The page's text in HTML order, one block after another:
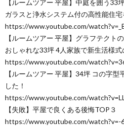
【ルームツアー 平屋】中庭を囲う33
ガラスと浄水システム付の高性能住宅
https://www.youtube.com/
【ルームツアー 平屋】グラフテクト
おしゃれな33坪 4人家族で新生活様式
https://www.youtube.com/
【ルームツアー 平屋】34坪 コの字
した！
https://www.youtube.com/
【失敗】平屋で良くある後悔TOP３
https://www.youtube.com/watch?v=-